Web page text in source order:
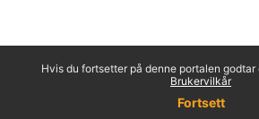
Hvis du fortsetter på denne portalen
Brukervilkår
Fortsett